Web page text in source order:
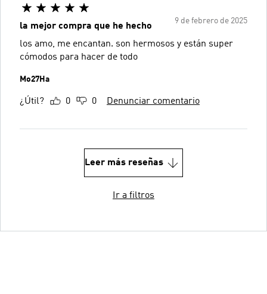
9 de febrero de 2025
la mejor compra que he hecho
los amo, me encantan. son hermosos y están super
cómodos para hacer de todo
Mo27Ha
¿Útil? 0 0 Denunciar comentario
Leer más reseñas
Ir a filtros